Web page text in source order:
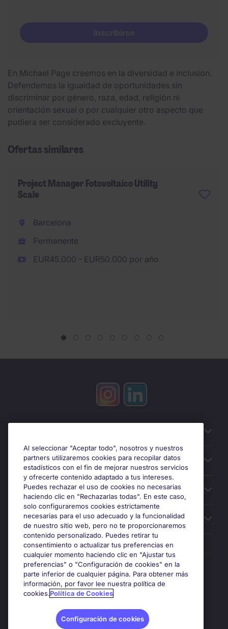
Inscribirse
En Michael Page creemos en la diversidad e inclusión.
Defendemos la igualdad de oportunidades sin
discriminar por género, raza, edad, religión ni
orientación sexual o por cualquier otro aspecto que
pudiera ser considerado excluyente.
Ofertas similares
Project Manager Fotovoltaico Utility
Scale
Barcelona
Permanente
EUR45.000 - EUR50.000 por año
Búsqueda de empleo
Oficinas
Sobre Michael Page
Premios y certificaciones
Al seleccionar "Aceptar todo", nosotros y nuestros
partners utilizaremos cookies para recopilar datos
estadísticos con el fin de mejorar nuestros servicios
y ofrecerte contenido adaptado a tus intereses.
Puedes rechazar el uso de cookies no necesarias
haciendo clic en "Rechazarlas todas". En este caso,
solo configuraremos cookies estrictamente
necesarias para el uso adecuado y la funcionalidad
de nuestro sitio web, pero no te proporcionaremos
contenido personalizado. Puedes retirar tu
consentimiento o actualizar tus preferencias en
cualquier momento haciendo clic en "Ajustar tus
preferencias" o "Configuración de cookies" en la
parte inferior de cualquier página. Para obtener más
información, por favor lee nuestra política de
cookies.Política de Cookies
Configuración de cookies